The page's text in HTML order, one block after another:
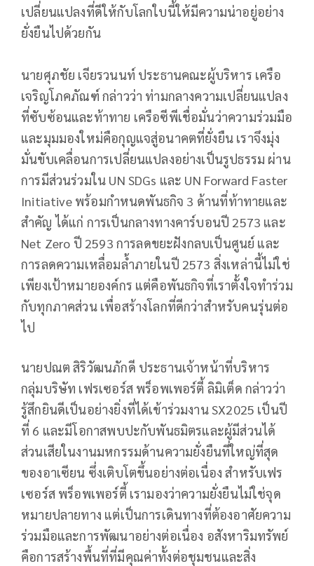
เปลี่ยนแปลงที่ดีให้กับโลกใบนี้ให้มีความน่าอยู่อย่าง
ยั่งยืนไปด้วยกัน
นายศุภชัย เจียรวนนท์ ประธานคณะผู้บริหาร เครือ
เจริญโภคภัณฑ์ กล่าวว่า ท่ามกลางความเปลี่ยนแปลง
ที่ซับซ้อนและท้าทาย เครือซีพีเชื่อมั่นว่าความร่วมมือ
และมุมมองใหม่คือกุญแจสู่อนาคตที่ยั่งยืน เราจึงมุ่ง
มั่นขับเคลื่อนการเปลี่ยนแปลงอย่างเป็นรูปธรรม ผ่าน
การมีส่วนร่วมใน UN SDGs และ UN Forward Faster
Initiative พร้อมกำหนดพันธกิจ 3 ด้านที่ท้าทายและ
สำคัญ ได้แก่ การเป็นกลางทางคาร์บอนปี 2573 และ
Net Zero ปี 2593 การลดขยะฝังกลบเป็นศูนย์ และ
การลดความเหลื่อมล้ำภายในปี 2573 สิ่งเหล่านี้ไม่ใช่
เพียงเป้าหมายองค์กร แต่คือพันธกิจที่เราตั้งใจทำร่วม
กับทุกภาคส่วน เพื่อสร้างโลกที่ดีกว่าสำหรับคนรุ่นต่อ
ไป
นายปณต สิริวัฒนภักดี ประธานเจ้าหน้าที่บริหาร
กลุ่มบริษัท เฟรเซอร์ส พร็อพเพอร์ตี้ ลิมิเต็ด กล่าวว่า
รู้สึกยินดีเป็นอย่างยิ่งที่ได้เข้าร่วมงาน SX2025 เป็นปี
ที่ 6 และมีโอกาสพบปะกับพันธมิตรและผู้มีส่วนได้
ส่วนเสียในงานมหกรรมด้านความยั่งยืนที่ใหญ่ที่สุด
ของอาเซียน ซึ่งเติบโตขึ้นอย่างต่อเนื่อง สำหรับเฟร
เซอร์ส พร็อพเพอร์ตี้ เรามองว่าความยั่งยืนไม่ใช่จุด
หมายปลายทาง แต่เป็นการเดินทางที่ต้องอาศัยความ
ร่วมมือและการพัฒนาอย่างต่อเนื่อง อสังหาริมทรัพย์
คือการสร้างพื้นที่ที่มีคุณค่าทั้งต่อชุมชนและสิ่ง